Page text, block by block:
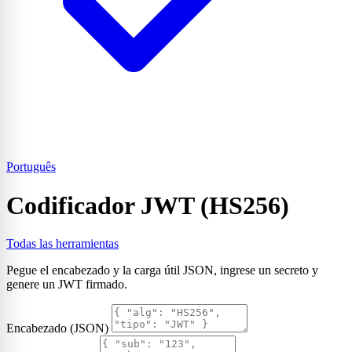
Português
Codificador JWT (HS256)
Todas las herramientas
Pegue el encabezado y la carga útil JSON, ingrese un secreto y
genere un JWT firmado.
Encabezado (JSON)